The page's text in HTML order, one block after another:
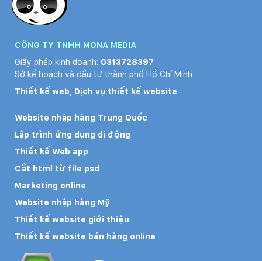
CÔNG TY TNHH MONA MEDIA
Giấy phép kinh doanh: 0313728397
Sở kế hoạch và đầu tư thành phố Hồ Chí Minh
Thiết kế web
Dịch vụ thiết kế website
Website nhập hàng Trung Quốc
Lập trình ứng dụng di động
Thiết kế Web app
Cắt html từ file psd
Marketing online
Website nhập hàng Mỹ
Thiết kế website giới thiệu
Thiết kế website bán hàng online